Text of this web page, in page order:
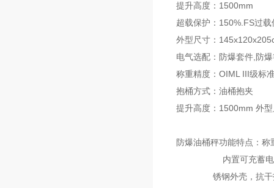
提升高度：1500mm
超载保护：150%.FS过载
外型尺寸：
电气选配：防爆套件,防
称重精度：OIML III级标
抱桶方式：油桶抱夹
提升高度：1500mm 外
防爆油桶秤功能特点
内置可充蓄电池
锈钢外壳，抗干扰